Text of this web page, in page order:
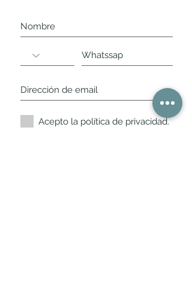
Acepto la política de privacidad.